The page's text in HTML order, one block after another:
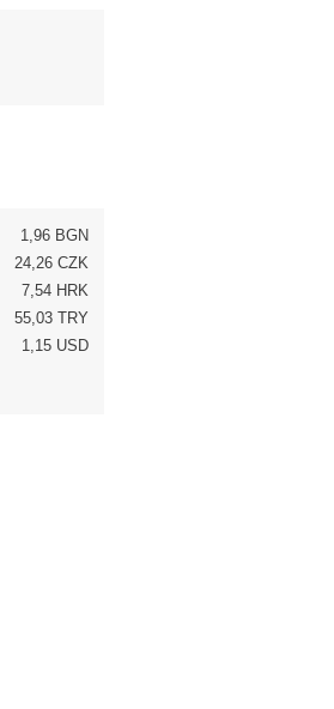
1,96 BGN
24,26 CZK
7,54 HRK
55,03 TRY
1,15 USD